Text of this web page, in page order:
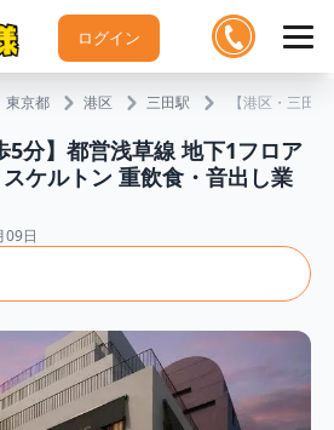
ログイン
東京都 港区 三田駅 【港区・三田
5分】都営浅草線 地下1フロア
ケルトン 重飲食・音出し業
09日